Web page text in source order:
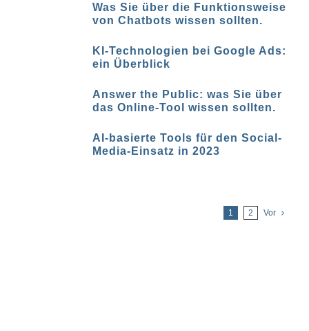
Was Sie über die Funktionsweise
von Chatbots wissen sollten.
KI-Technologien bei Google Ads:
ein Überblick
Answer the Public: was Sie über
das Online-Tool wissen sollten.
AI-basierte Tools für den Social-
Media-Einsatz in 2023
1 2 Vor